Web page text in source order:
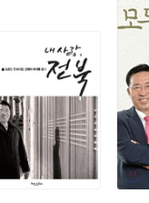
획자문회, 정부 각 부
과 들, 바다가 한데 어
사회를 꿈꾸기 시작했
를, 인제대학교에서
열정적인 의료 활동,
며, 김대중 대통령의